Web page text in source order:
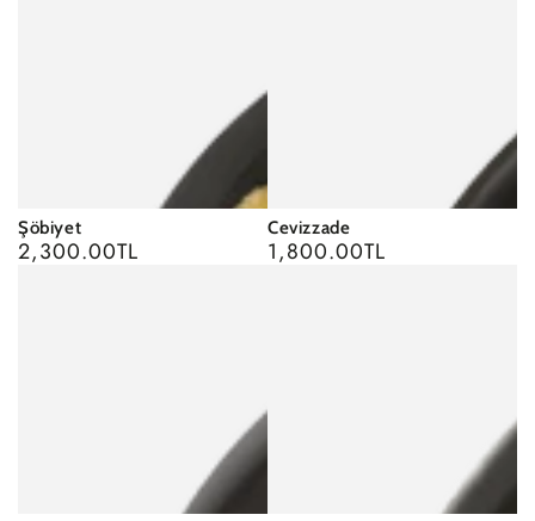
Şöbiyet
Regular
2,300.00TL
Cevizzade
Regular
1,800.00TL